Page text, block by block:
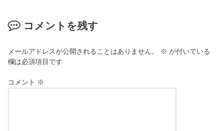
コメントを残す
メールアドレスが公開されることはありません。 ※ が付いている
欄は必須項目です
コメント ※